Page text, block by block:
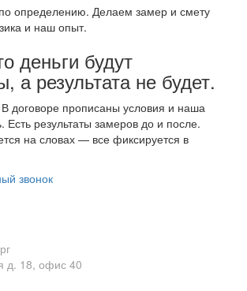
определению. Делаем замер и смету
и наш опыт.
деньги будут
а результата не будет.
договоре прописаны условия и наша
Есть результаты замеров до и после.
на словах — все фиксируется в
звонок
д. 18, офис 40